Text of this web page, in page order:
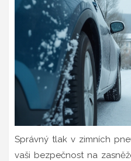
Správný tlak v zimních
vaši bezpečnost na